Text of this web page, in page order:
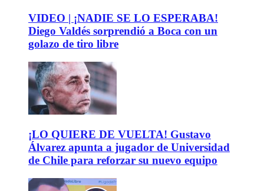
VIDEO | ¡NADIE SE LO ESPERABA!
Diego Valdés sorprendió a Boca con un
golazo de tiro libre
¡LO QUIERE DE VUELTA! Gustavo
Álvarez apunta a jugador de Universidad
de Chile para reforzar su nuevo equipo